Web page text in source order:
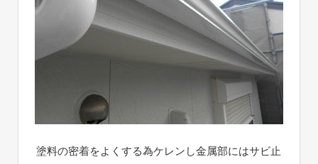
塗料の密着をよくする為ケレンし金属部にはサビ止